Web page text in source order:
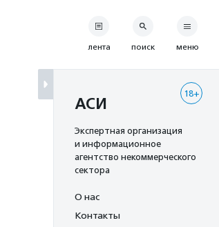
лента поиск меню
18+
АСИ
Экспертная организация
и информационное
агентство некоммерческого
сектора
О нас
Контакты